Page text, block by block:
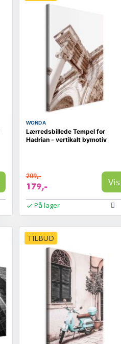
WONDA
Lærredsbillede Tempel for
Hadrian - vertikalt bymotiv
209,-
179,- Vis
På lager
TILBUD